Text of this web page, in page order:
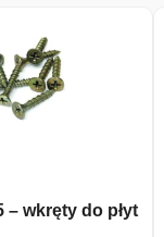
– wkręty do płyt